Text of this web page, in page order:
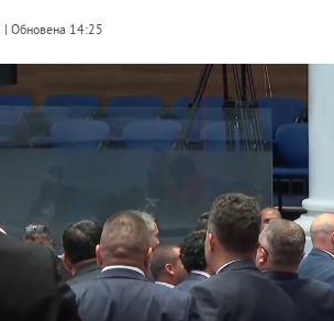
| Обновена 14:25